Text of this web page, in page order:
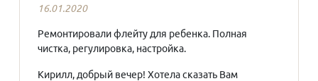
16.01.2020
Ремонтировали флейту для ребенка. Полная
чистка, регулировка, настройка.
Кирилл, добрый вечер! Хотела сказать Вам